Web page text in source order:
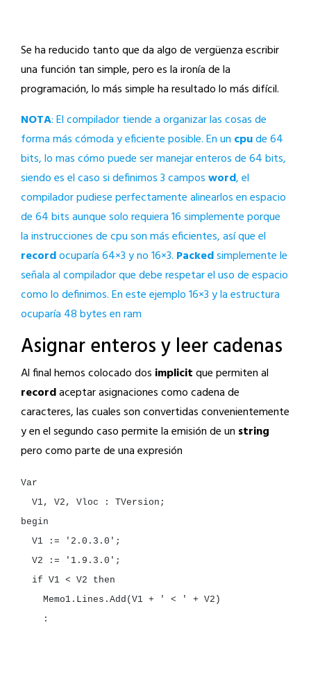
Se ha reducido tanto que da algo de vergüenza escribir
una función tan simple, pero es la ironía de la
programación, lo más simple ha resultado lo más difícil.
NOTA: El compilador tiende a organizar las cosas de
forma más cómoda y eficiente posible. En un cpude 64
bits, lo mas cómo puede ser manejar enteros de 64 bits,
siendo es el caso si definimos 3 camposword, el
compilador pudiese perfectamente alinearlos en espacio
de 64 bits aunque solo requiera 16 simplemente porque
la instrucciones de cpu son más eficientes, así que el
recordocuparía 64×3 y no 16×3. Packedsimplemente le
señala al compilador que debe respetar el uso de espacio
como lo definimos. En este ejemplo 16×3 y la estructura
ocuparía 48 bytes en ram
Asignar enteros y leer cadenas
Al final hemos colocado dos implicitque permiten al
recordaceptar asignaciones como cadena de
caracteres, las cuales son convertidas convenientemente
y en el segundo caso permite la emisión de un string
pero como parte de una expresión
V1,
V2, Vloc :
V1
:= '2.0.3.0'
V2
:= '1.9.3.0'
if V1 < V2
Memo1.Lines.Add(V1 + ' < ' +
: